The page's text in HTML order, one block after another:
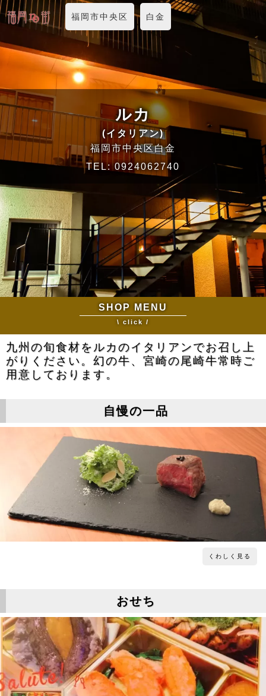
福岡市中央区 白金
ルカ
(イタリアン)
福岡市中央区白金
TEL:0924062740
SHOP MENU
\ click /
九州の旬食材をルカのイタリアンでお召し上
がりください。幻の牛、宮崎の尾崎牛常時ご
用意しております。
自慢の一品
くわしく見る
おせち